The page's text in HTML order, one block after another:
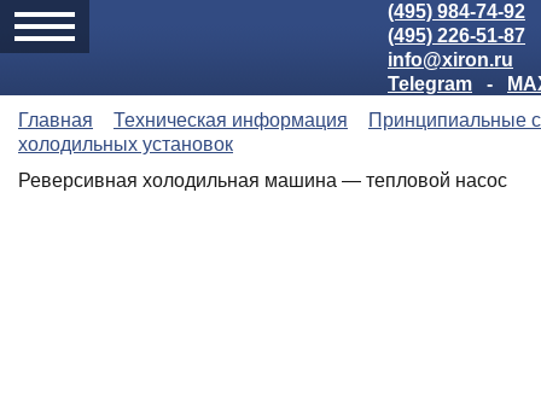
(495) 984-74-92
(495) 226-51-87
info@xiron.ru
Telegram
-
Главная
Техническая информация
Принципиальные
холодильных установок
Реверсивная холодильная машина — тепловой насос